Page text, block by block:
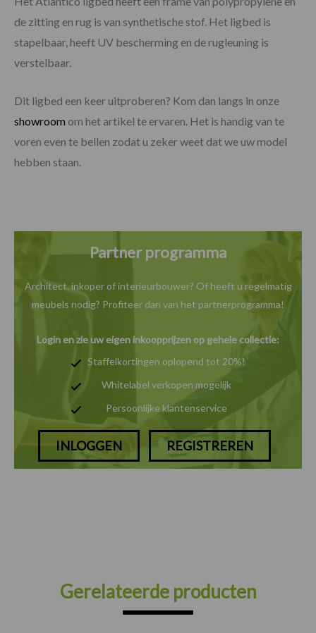
de zitting en rug is van synthetische stof. Het ligbed is
stapelbaar, heeft UV bescherming en de rugleuning is
verstelbaar.
Dit ligbed een keer uitproberen? Kom dan langs in onze
showroom om het artikel te ervaren. Het is handig van te
voren even te bellen zodat u zeker weet dat we uw model
hebben staan.
Partner programma
Architect, inkoper of interieurbouwer? Of heeft u regelmatig
meubels nodig? Profiteer dan van het partnerprogramma!
Login en zie uw eigen inkoopprijzen op gehele collectie:
Staffelkortingen oplopend tot 20%!
Whitelabel verkopen mogelijk
Persoonlijke klantenservice
INLOGGEN REGISTREREN
Gerelateerde producten